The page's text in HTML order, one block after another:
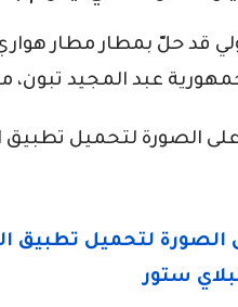
قد حلّ بمطار مطار
عبد المجيد تبون،
الصورة لتحميل تطبيق